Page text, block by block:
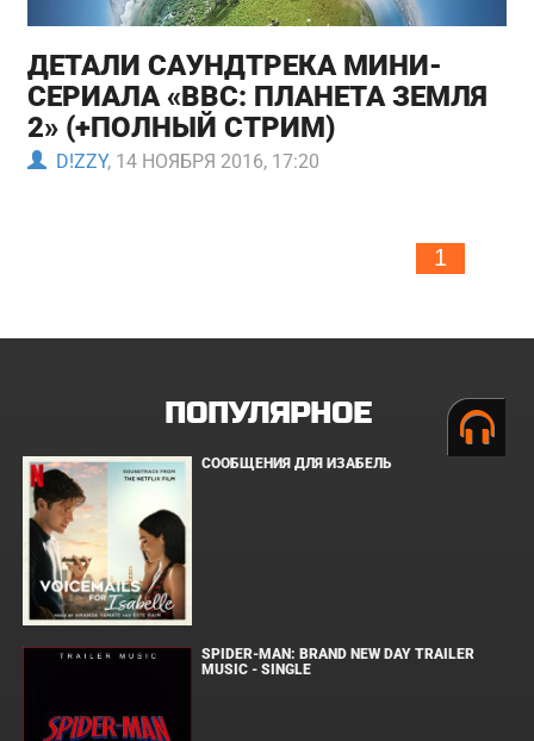
ДЕТАЛИ САУНДТРЕКА МИНИ-
СЕРИАЛА «BBC: ПЛАНЕТА ЗЕМЛЯ
2» (+ПОЛНЫЙ СТРИМ)
D!ZZY, 14 НОЯБРЯ 2016, 17:20
1
ПОПУЛЯРНОЕ
СООБЩЕНИЯ ДЛЯ ИЗАБЕЛЬ
SPIDER-MAN: BRAND NEW DAY TRAILER
MUSIC - SINGLE